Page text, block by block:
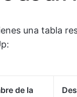
una tabla
de la